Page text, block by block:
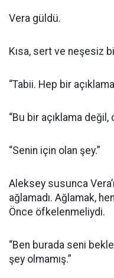
Vera güldü.
Kısa, sert ve neşesiz
“Tabii. Hep bir
“Bu bir açıklama değil,
“Senin için olan şey.”
Aleksey susunca
ağlamadı. Ağlamak,
Önce öfkelenmeliydi.
“Ben burada seni
şey olmamış.”